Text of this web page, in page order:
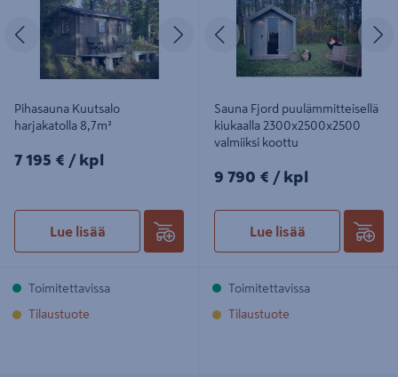
Edellinen Seuraava
Pihasauna Kuutsalo
harjakatolla 8,7m²
7195€/kpl
7 195 € / kpl
Lue lisää
Toimitettavissa
Tilaustuote
Edellinen
Sauna Fjord puulämmitteisellä
kiukaalla 2300x2500x2500
valmiiksi koottu
9790€/kpl
9 790 € / kpl
Lue lisää
Toimitettavissa
Tilaustuote